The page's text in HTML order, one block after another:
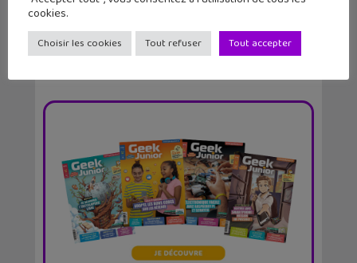
cookies.
Choisir les cookies Tout refuser Tout accepter